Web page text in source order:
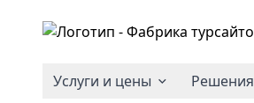
Услуги и цены Решения